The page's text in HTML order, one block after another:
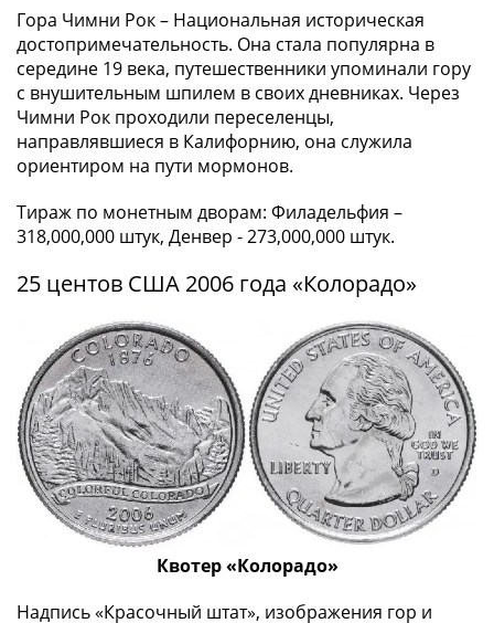
1958)
СССР
ГКЧП
(1961
1991)
памятные
Наборы
коллекции
Монеты
Российской
империи
Николай
(1894-
Александр
Гора Чимни Рок – Национальная историческая
достопримечательность. Она стала популярна в
середине 19 века, путешественники упоминали гору
с внушительным шпилем в своих дневниках. Через
Чимни Рок проходили переселенцы,
направлявшиеся в Калифорнию, она служила
ориентиром на пути мормонов.
Тираж по монетным дворам: Филадельфия –
318,000,000 штук, Денвер - 273,000,000 штук.
25 центов США 2006 года «Колорадо»
Квотер «Колорадо»
Надпись «Красочный штат», изображения гор и